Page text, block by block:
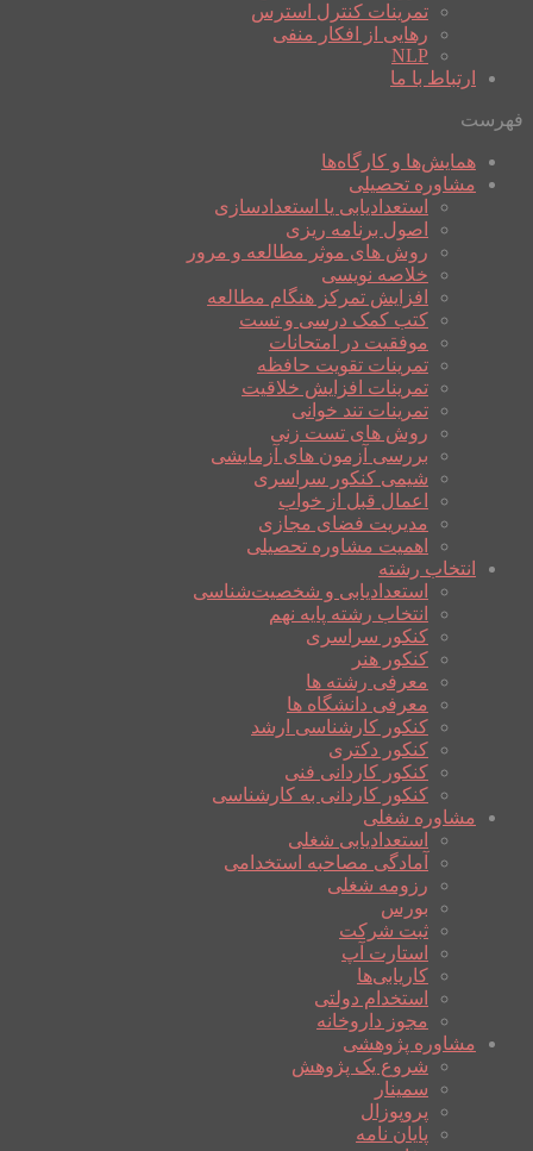
تمرینات کنترل استرس
رهایی از افکار منفی
NLP
ارتباط با ما
فهرست
همایش‌ها و کارگاه‌ها
مشاوره تحصیلی
استعدادیابی یا استعدادسازی
اصول برنامه ریزی
روش های موثر مطالعه و مرور
خلاصه نویسی
افزایش تمرکز هنگام مطالعه
کتب کمک درسی و تست
موفقیت در امتحانات
تمرینات تقویت حافظه
تمرینات افزایش خلاقیت
تمرینات تند خوانی
روش های تست زنی
بررسی آزمون های آزمایشی
شیمی کنکور سراسری
اعمال قبل از خواب
مدیریت فضای مجازی
اهمیت مشاوره تحصیلی
انتخاب رشته
استعدادیابی و شخصیت‌شناسی
انتخاب رشته پایه نهم
کنکور سراسری
کنکور هنر
معرفی رشته ها
معرفی دانشگاه ها
کنکور کارشناسی ارشد
کنکور دکتری
کنکور کاردانی فنی
کنکور کاردانی به کارشناسی
مشاوره شغلی
استعدادیابی شغلی
آمادگی مصاحبه استخدامی
رزومه شغلی
بورس
ثبت شرکت
استارت آپ
کاریابی‌ها
استخدام دولتی
مجوز داروخانه
مشاوره پژوهشی
شروع یک پژوهش
سمینار
پروپوزال
پایان نامه